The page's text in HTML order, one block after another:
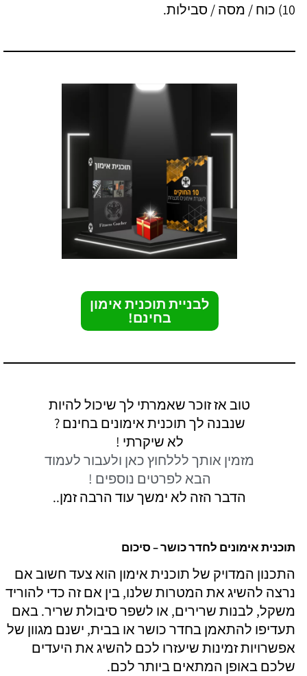
10) כוח / מסה / סבילות.
לבניית תוכנית אימון
בחינם!
טוב אז זוכר שאמרתי לך שיכול להיות
שנבנה לך תוכנית אימונים בחינם ?
לא שיקרתי !
מזמין אותך לללחוץ כאן ולעבור לעמוד
הבא לפרטים נוספים !
הדבר הזה לא ימשך עוד הרבה זמן..
תוכנית אימונים לחדר כושר – סיכום
התכנון המדויק של תוכנית אימון הוא צעד חשוב אם
נרצה להשיג את המטרות שלנו, בין אם זה כדי להוריד
משקל, לבנות שרירים, או לשפר סיבולת שריר. באם
תעדיפו להתאמן בחדר כושר או בבית, ישנם מגוון של
אפשרויות זמינות שיעזרו לכם להשיג את היעדים
שלכם באופן המתאים ביותר לכם.